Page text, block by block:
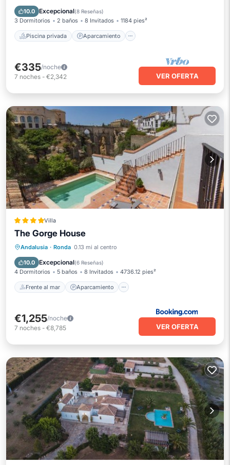
10.0 Excepcional(8 Reseñas)
3 Dormitorios 2 baños 8 Invitados 1184 pies²
Piscina privada Aparcamiento
Piscina Balcón/Terraza
€335/noche
7 noches - €2,342 VER OFERTA
Villa
The Gorge House
Andalusia · Ronda 0.13 mi al centro
10.0 Excepcional(6 Reseñas)
4 Dormitorios 5 baños 8 Invitados 4736.12 pies²
Frente al mar Aparcamiento
Frente al mar Aparcamiento
Vista al mar
€1,255/noche
7 noches - €8,785 VER OFERTA